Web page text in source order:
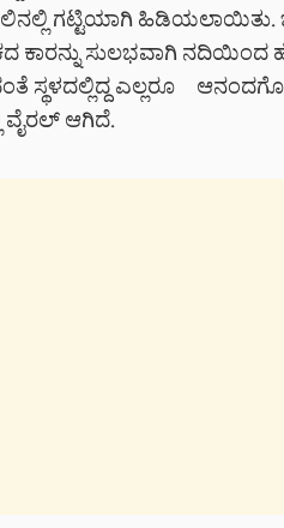
ಗಟ್ಟಿಯಾಗಿ ಹಿಡಿಯಲಾಯಿತು.
ಕಾರನ್ನು ಸುಲಭವಾಗಿ
ಸ್ಥಳದಲ್ಲಿದ್ದ ಎಲ್ಲರೂ
ವೈರಲ್ ಆಗಿದೆ.